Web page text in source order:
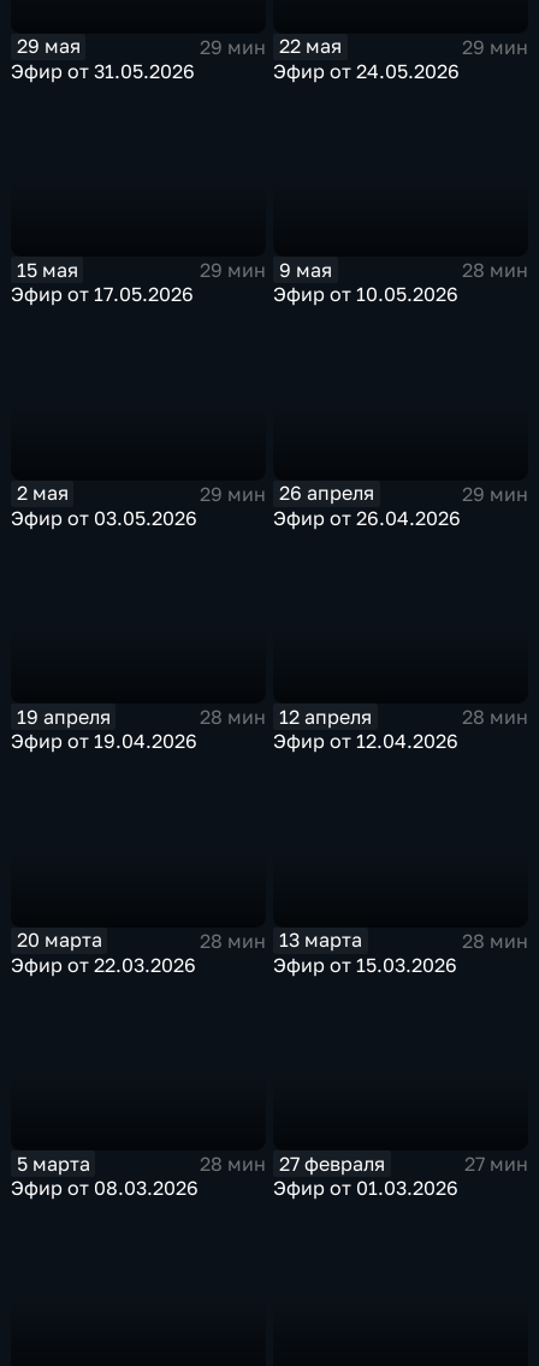
29 мая
29 мин
Эфир от 31.05.2026
22 мая
29 мин
Эфир от 24.05.2026
15 мая
29 мин
Эфир от 17.05.2026
9 мая
28 мин
Эфир от 10.05.2026
2 мая
29 мин
Эфир от 03.05.2026
26 апреля
29 мин
Эфир от 26.04.2026
19 апреля
28 мин
Эфир от 19.04.2026
12 апреля
28 мин
Эфир от 12.04.2026
20 марта
28 мин
Эфир от 22.03.2026
13 марта
28 мин
Эфир от 15.03.2026
5 марта
28 мин
Эфир от 08.03.2026
27 февраля
27 мин
Эфир от 01.03.2026